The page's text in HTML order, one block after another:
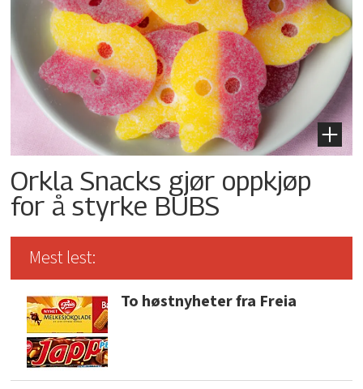
Orkla Snacks gjør oppkjøp
for å styrke BUBS
Mest lest:
To høstnyheter fra Freia